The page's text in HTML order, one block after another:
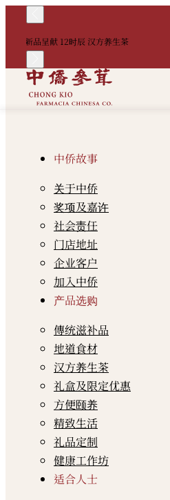
新品呈献 12时辰 汉方养生茶
中侨故事
关于中侨
奖项及嘉许
社会责任
门店地址
企业客户
加入中侨
产品选购
傳统滋补品
地道食材
汉方养生茶
礼盒及限定优惠
方便颐养
精致生活
礼品定制
健康工作坊
适合人士